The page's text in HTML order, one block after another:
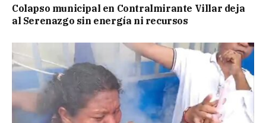
Colapso municipal en Contralmirante Villar deja
al Serenazgo sin energía ni recursos